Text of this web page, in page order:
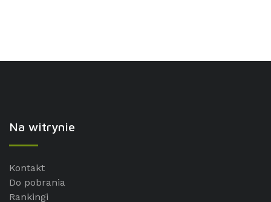
Na witrynie
Kontakt
Do pobrania
Rankingi